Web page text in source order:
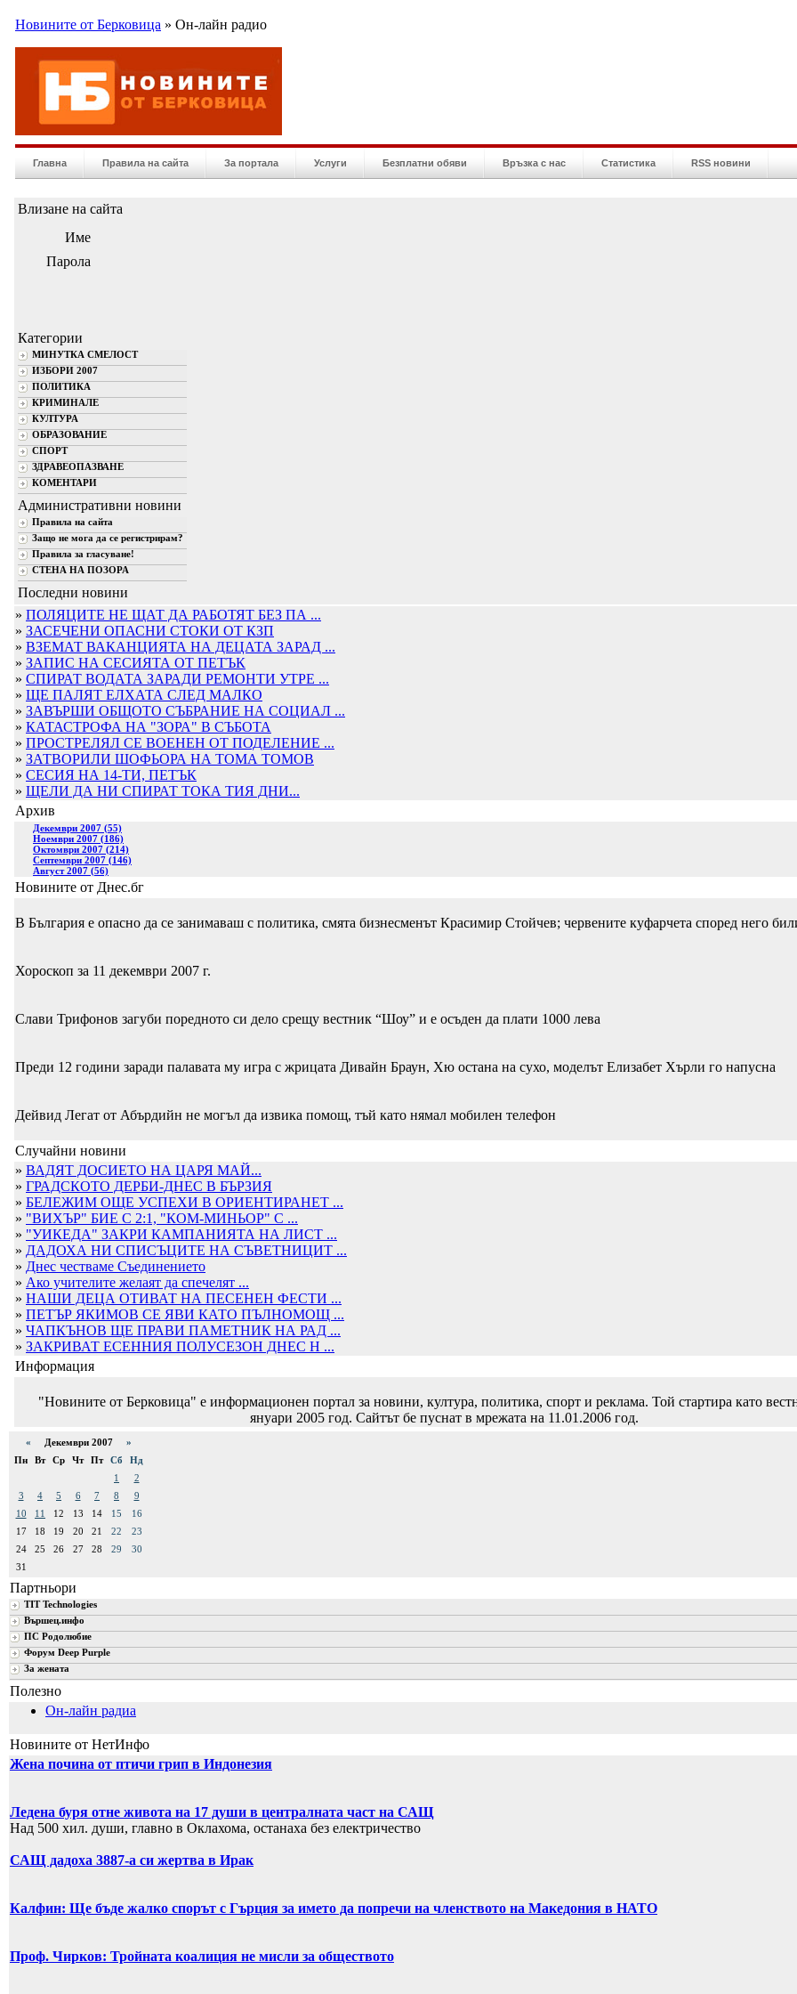
Новините от Берковица » Он-лайн радио
Главна Правила на сайта За портала Услуги Безплатни обяви Връзка с нас Статистика RSS новини
Влизане на сайта
Име
Парола
Категории
МИНУТКА СМЕЛОСТ
ИЗБОРИ 2007
ПОЛИТИКА
КРИМИНАЛЕ
КУЛТУРА
ОБРАЗОВАНИЕ
СПОРТ
ЗДРАВЕОПАЗВАНЕ
КОМЕНТАРИ
Административни новини
Правила на сайта
Защо не мога да се регистрирам?
Правила за гласуване!
СТЕНА НА ПОЗОРА
Последни новини
» ПОЛЯЦИТЕ НЕ ЩАТ ДА РАБОТЯТ БЕЗ ПА ...
» ЗАСЕЧЕНИ ОПАСНИ СТОКИ ОТ КЗП
» ВЗЕМАТ ВАКАНЦИЯТА НА ДЕЦАТА ЗАРАД ...
» ЗАПИС НА СЕСИЯТА ОТ ПЕТЪК
» СПИРАТ ВОДАТА ЗАРАДИ РЕМОНТИ УТРЕ ...
» ЩЕ ПАЛЯТ ЕЛХАТА СЛЕД МАЛКО
» ЗАВЪРШИ ОБЩОТО СЪБРАНИЕ НА СОЦИАЛ ...
» КАТАСТРОФА НА "ЗОРА" В СЪБОТА
» ПРОСТРЕЛЯЛ СЕ ВОЕНЕН ОТ ПОДЕЛЕНИЕ ...
» ЗАТВОРИЛИ ШОФЬОРА НА ТОМА ТОМОВ
» СЕСИЯ НА 14-ТИ, ПЕТЪК
» ЩЕЛИ ДА НИ СПИРАТ ТОКА ТИЯ ДНИ...
Архив
Декември 2007 (55)
Ноември 2007 (186)
Октомври 2007 (214)
Септември 2007 (146)
Август 2007 (56)
Новините от Днес.бг
В България е опасно да се занимаваш с политика, смята бизнесменът Красимир Стойчев; червените куфарчета според него
Хороскоп за 11 декември 2007 г.
Слави Трифонов загуби поредното си дело срещу вестник “Шоу” и е осъден да плати 1000 лева
Преди 12 години заради палавата му игра с жрицата Дивайн Браун, Хю остана на сухо, моделът Елизабет Хърли го напусна
Дейвид Легат от Абърдийн не могъл да извика помощ, тъй като нямал мобилен телефон
Случайни новини
» ВАДЯТ ДОСИЕТО НА ЦАРЯ МАЙ...
» ГРАДСКОТО ДЕРБИ-ДНЕС В БЪРЗИЯ
» БЕЛЕЖИМ ОЩЕ УСПЕХИ В ОРИЕНТИРАНЕТ ...
» "ВИХЪР" БИЕ С 2:1, "КОМ-МИНЬОР" С ...
» "УИКЕДА" ЗАКРИ КАМПАНИЯТА НА ЛИСТ ...
» ДАДОХА НИ СПИСЪЦИТЕ НА СЪВЕТНИЦИТ ...
» Днес честваме Съединението
» Ако учителите желаят да спечелят ...
» НАШИ ДЕЦА ОТИВАТ НА ПЕСЕНЕН ФЕСТИ ...
» ПЕТЪР ЯКИМОВ СЕ ЯВИ КАТО ПЪЛНОМОЩ ...
» ЧАПКЪНОВ ЩЕ ПРАВИ ПАМЕТНИК НА РАД ...
» ЗАКРИВАТ ЕСЕННИЯ ПОЛУСЕЗОН ДНЕС Н ...
Информация
"Новините от Берковица" е информационен портал за новини, култура, политика, спорт и реклама. Той стартира като
януари 2005 год. Сайтът бе пуснат в мрежата на 11.01.2006 год.
« Декември 2007 »
Пн
Вт Ср Чт Пт Сб
Нд
1
2
3
4 5 6 7 8
9
10
11 12 13 14 15
16
17
18 19 20 21 22
23
24
25 26 27 28 29
30
31
Партньори
TIT Technologies
Вършец.инфо
ПС Родолюбие
Форум Deep Purple
За жената
Полезно
Он-лайн радиа
Новините от НетИнфо
Жена почина от птичи грип в Индонезия
Ледена буря отне живота на 17 души в централната част на САЩ
Над 500 хил. души, главно в Оклахома, останаха без електричество
САЩ дадоха 3887-а си жертва в Ирак
Калфин: Ще бъде жалко спорът с Гърция за името да попречи на членството на Македония в НАТО
Проф. Чирков: Тройната коалиция не мисли за обществото